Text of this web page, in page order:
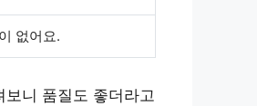
없어요.
보니 품질도 좋더라고